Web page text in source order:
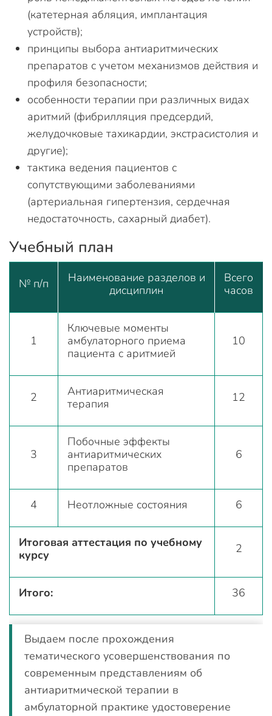
(катетерная абляция, имплантация
устройств);
принципы выбора антиаритмических
препаратов с учетом механизмов действия и
профиля безопасности;
особенности терапии при различных видах
аритмий (фибрилляция предсердий,
желудочковые тахикардии, экстрасистолия и
другие);
тактика ведения пациентов с
сопутствующими заболеваниями
(артериальная гипертензия, сердечная
недостаточность, сахарный диабет).
Учебный план
№ п/п
Наименование разделов и
дисциплин
Всего
часов
1
Ключевые моменты
амбулаторного приема
пациента с аритмией
10
2
Антиаритмическая
терапия
12
3
Побочные эффекты
антиаритмических
препаратов
6
4 Неотложные состояния 6
Итоговая аттестация по учебному
курсу
2
Итого: 36
Выдаем после прохождения
тематического усовершенствования по
современным представлениям об
антиаритмической терапии в
амбулаторной практике удостоверение